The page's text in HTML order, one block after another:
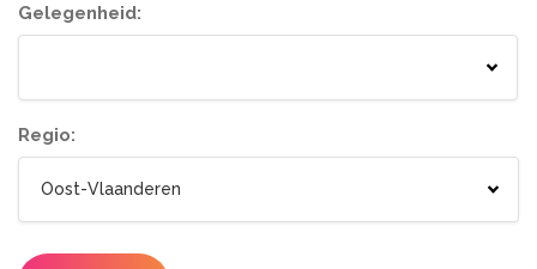
Tenten
Wc wagen
Lichtletters
Gelegenheid:
Regio: